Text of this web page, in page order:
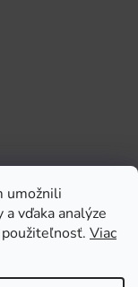
umožnili
vďaka analýze
Viac